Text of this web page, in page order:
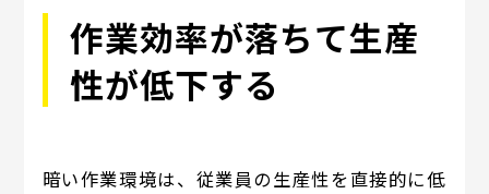
作業効率が落ちて生産
性が低下する
暗い作業環境は、従業員の生産性を直接的に低